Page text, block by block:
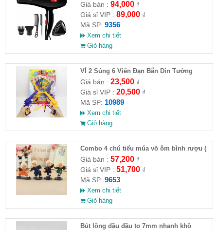
Giá bán : 94,000₫
Giá sỉ VIP : 89,000₫
Mã SP: 9356
Xem chi tiết
Giỏ hàng
VỈ 2 Súng 6 Viên Đạn Bắn Dín Tường
Giá bán : 23,500₫
Giá sỉ VIP : 20,500₫
Mã SP: 10989
Xem chi tiết
Giỏ hàng
Combo 4 chú tiểu múa võ ôm bình rượu (
HĐ )
Giá bán : 57,200₫
Giá sỉ VIP : 51,700₫
Mã SP: 9653
Xem chi tiết
Giỏ hàng
Bút lông dầu đầu to 7mm nhanh khô